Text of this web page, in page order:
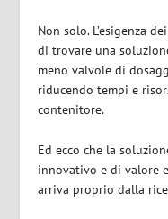
Non solo. L’esigenza
di trovare una
meno valvole di
riducendo tempi e
contenitore.
Ed ecco che la
innovativo e di valore
arriva proprio dalla